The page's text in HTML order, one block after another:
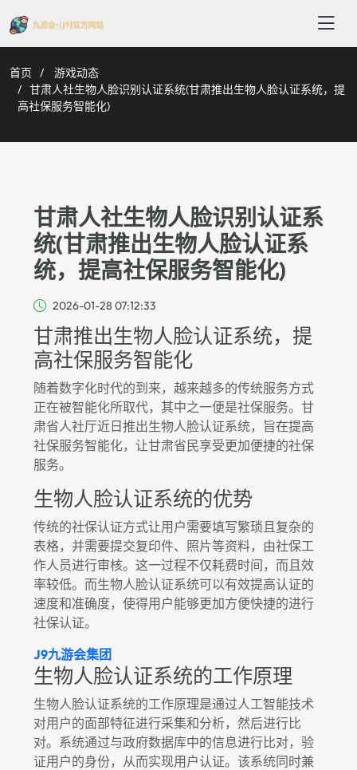
首页
游戏动态
甘肃人社生物人脸识别认证系统(甘肃推出生物人脸认证系统，提
高社保服务智能化)
甘肃人社生物人脸识别认证系
统(甘肃推出生物人脸认证系
统，提高社保服务智能化)
2026-01-28 07:12:33
甘肃推出生物人脸认证系统，提
高社保服务智能化
随着数字化时代的到来，越来越多的传统服务方式
正在被智能化所取代，其中之一便是社保服务。甘
肃省人社厅近日推出生物人脸认证系统，旨在提高
社保服务智能化，让甘肃省民享受更加便捷的社保
服务。
生物人脸认证系统的优势
传统的社保认证方式让用户需要填写繁琐且复杂的
表格，并需要提交复印件、照片等资料，由社保工
作人员进行审核。这一过程不仅耗费时间，而且效
率较低。而生物人脸认证系统可以有效提高认证的
速度和准确度，使得用户能够更加方便快捷的进行
社保认证。
J9九游会集团
生物人脸认证系统的工作原理
生物人脸认证系统的工作原理是通过人工智能技术
对用户的面部特征进行采集和分析，然后进行比
对。系统通过与政府数据库中的信息进行比对，验
证用户的身份，从而实现用户认证。该系统同时兼